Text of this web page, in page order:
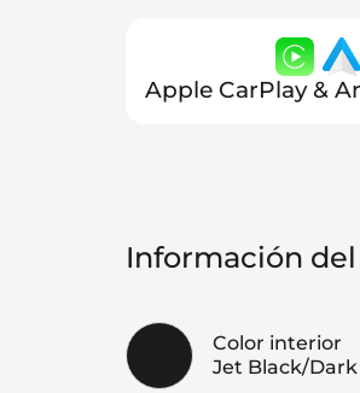
Apple CarPlay &
Información
Color interior
Jet Black/